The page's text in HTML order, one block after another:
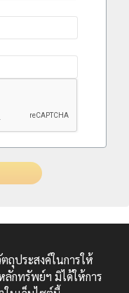
ประสงค์ในการให้
กทรัพย์ฯ มิได้ให้การ